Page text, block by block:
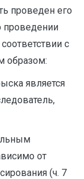
проведен его
проведении
с
образом:
является
от
(ч. 7